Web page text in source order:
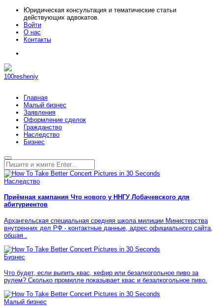
Юридическая консультация и тематические статьи
действующих адвокатов.
Войти
О нас
Контакты
100resheniy
Главная
Малый бизнес
Заявления
Оформление сделок
Гражданство
Наследство
Бизнес
Наследство
Приёмная кампания Что нового у ННГУ Лобачевского для
абитуриентов
Архангельская специальная средняя школа милиции Министерства
внутренних дел РФ - контактные данные, адрес официального сайта,
общая .
Бизнес
Что будет, если выпить квас, кефир или безалкогольное пиво за
рулем? Сколько промилле показывает квас и безалкогольное пиво.
Малый бизнес